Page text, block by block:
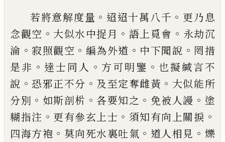
若將意解度量 。 迢迢十萬八千 。 更乃息
念觀空 。 大似水中捉月 。 語上覓會 。 永劫沉
淪 。 寂照觀空 。 編為外道 。 中下聞說 。 罔措
是非 。 達士同人 。 方可明鑒 。也擬緘言不
說 。 恐邪正不分 。 及至定奪雌黃 。 大似能所
分別 。 如斯剖㭊 。各要知之 。 免被人謾 。 塗
糊指注 。 更有參玄上士 。 須知有向上關捩 。
四海方袍 。 莫向死水裏吐氣 。 道人相 見 。 爍